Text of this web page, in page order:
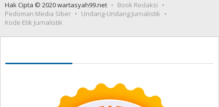
Hak Cipta © 2020 wartasyah99.net
Book Redaksi
Pedoman Media Siber
Undang-Undang Jurnalistik
Kode Etik Jurnalistik